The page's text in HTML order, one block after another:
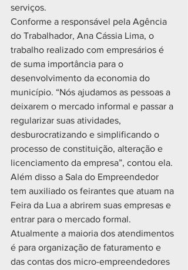
serviços.
Conforme a responsável pela Agência
do Trabalhador, Ana Cássia Lima, o
trabalho realizado com empresários é
de suma importância para o
desenvolvimento da economia do
município. “Nós ajudamos as pessoas a
deixarem o mercado informal e passar a
regularizar suas atividades,
desburocratizando e simplificando o
processo de constituição, alteração e
licenciamento da empresa”, contou ela.
Além disso a Sala do Empreendedor
tem auxiliado os feirantes que atuam na
Feira da Lua a abrirem suas empresas e
entrar para o mercado formal.
Atualmente a maioria dos atendimentos
é para organização de faturamento e
das contas dos micro-empreendedores